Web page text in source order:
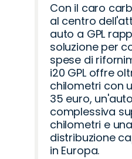
Con il caro
al centro
auto a GPL
soluzione per
spese di
i20 GPL offre
chilometri con
35 euro,
complessiva
chilometri e
distribuzione
in Europa.